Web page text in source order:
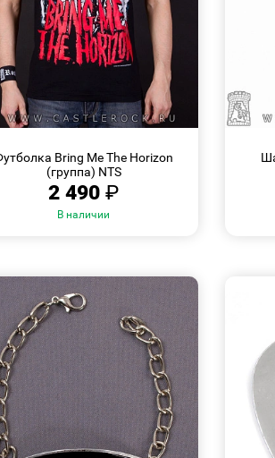
Bring Me The Horizon
(группа) NTS
2 490₽
В наличии
S